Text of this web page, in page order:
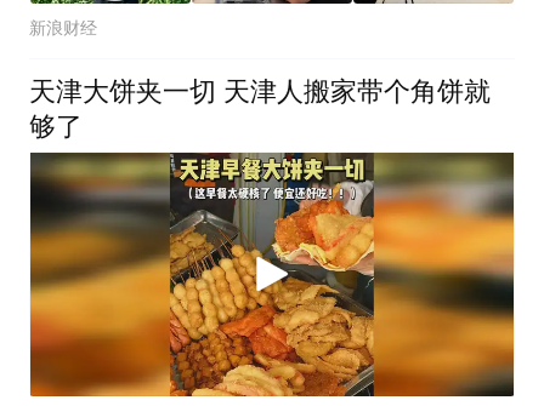
新浪财经
天津大饼夹一切 天津人搬家带个角饼就
够了